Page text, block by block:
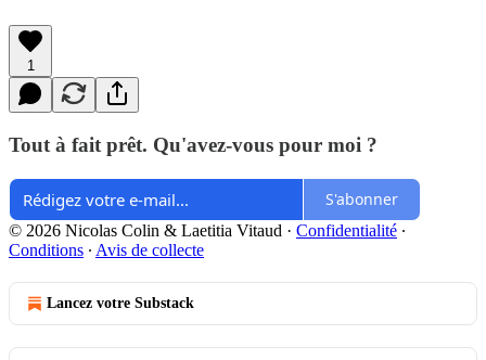
1
Tout à fait prêt. Qu'avez-vous pour moi ?
S'abonner
© 2026 Nicolas Colin & Laetitia Vitaud · Confidentialité ∙
Conditions ∙ Avis de collecte
Lancez votre Substack